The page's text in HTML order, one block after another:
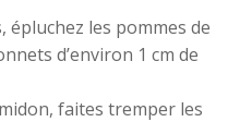
les pommes de
d’environ 1 cm de
faites tremper les